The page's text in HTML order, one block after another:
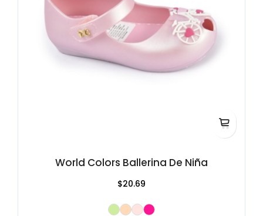
World Colors Ballerina De Niña
$20.69